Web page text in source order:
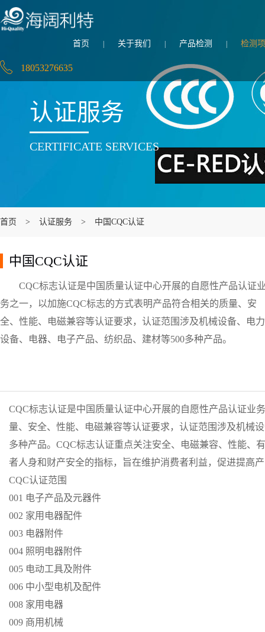
首页 关于我们 产品检测 检测
18053276635
认证服务
CERTIFICATE SERVICES
首页 > 认证服务 > 中国CQC认证
中国CQC认证
CQC标志认证是中国质量认证中心开展的自愿性产品认证
务之一，以加施CQC标志的方式表明产品符合相关的质量、安
全、性能、电磁兼容等认证要求，认证范围涉及机械设备、电力
设备、电器、电子产品、纺织品、建材等500多种产品。
CQC标志认证是中国质量认证中心开展的自愿性产品认证业
量、安全、性能、电磁兼容等认证要求，认证范围涉及机械
多种产品。CQC标志认证重点关注安全、电磁兼容、性能、
者人身和财产安全的指标，旨在维护消费者利益，促进提高
CQC认证范围
001 电子产品及元器件
002 家用电器配件
003 电器附件
004 照明电器附件
005 电动工具及附件
006 中小型电机及配件
008 家用电器
009 商用机械